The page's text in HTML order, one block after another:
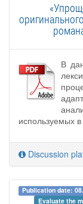
В
используемых
Discussion
Publication date:
Evaluate the